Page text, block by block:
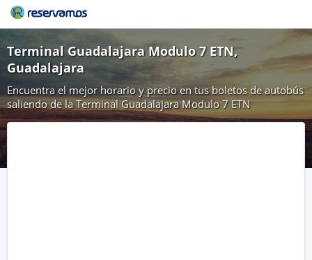
Terminal Guadalajara Modulo 7 ETN,
Guadalajara
Encuentra el mejor horario y precio en tus boletos de autobús
saliendo de la Terminal Guadalajara Modulo 7 ETN